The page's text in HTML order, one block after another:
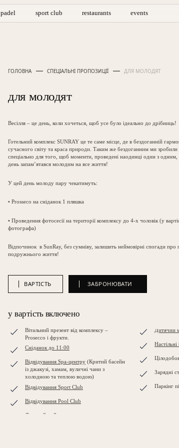
padel sport club restaurants events
ГОЛОВНА СПЕЦІАЛЬНІ ПРОПОЗИЦІЇ ДЛЯ МОЛОДЯТ
для молодят
Весілля – це день, коли хочеться, щоб усе було ідеально до дрібниць!
Готельний комплекс SUNRAY це те саме місце, де в бездоганній
сучасного світу та краса природи. Таким же бездоганним ми зробили
спеціально для того, щоб моменти, проведені наодинці один з одним,
день запам’ятався молодим на все життя!
У цей день молоду пару чекатимуть:
• Prosseco на сніданок 1 пляшка
• Проведення фотосесії на території комплексу до 4-х чоловік (у
фотографа)
Відпочинок в SunRay, без сумніву, залишить неймовірні спогади про
подружнього життя!
ВАРТІСТЬ ЗАБРОНЮВАТИ
у вартість включено
Вітальний презент від комплексу –
Prosecco і фрукти.
Сніданок до 11:00
Відвідування Spa-центру (Критий басейн
із джакузі, хамам, вуличні чани з
холодною та теплою водою)
Відвідування Sport Club
Відвідування Pool Club
Дитячий
Настільні
Зарядні
Паркінг